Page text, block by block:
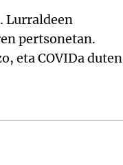
Lurraldeen
pertsonetan.
eta COVIDa duten